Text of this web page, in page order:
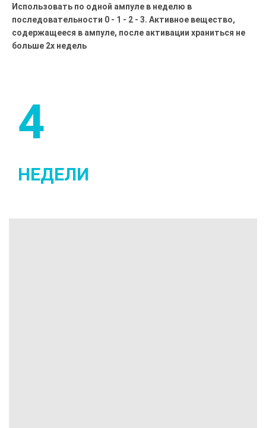
Использовать по одной ампуле в неделю в
последовательности 0 - 1 - 2 - 3. Активное вещество,
содержащееся в ампуле, после активации храниться не
больше 2х недель
4
НЕДЕЛИ